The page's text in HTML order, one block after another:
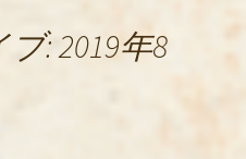
: 2019年8